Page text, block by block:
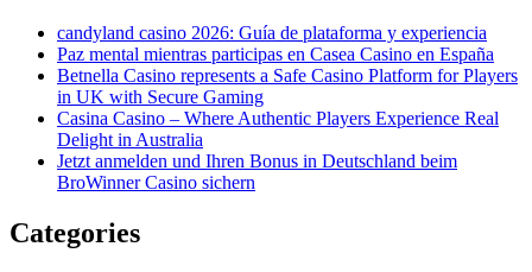
candyland casino 2026: Guía de plataforma y experiencia
Paz mental mientras participas en Casea Casino en España
Betnella Casino represents a Safe Casino Platform for Players
in UK with Secure Gaming
Casina Casino – Where Authentic Players Experience Real
Delight in Australia
Jetzt anmelden und Ihren Bonus in Deutschland beim
BroWinner Casino sichern
Categories